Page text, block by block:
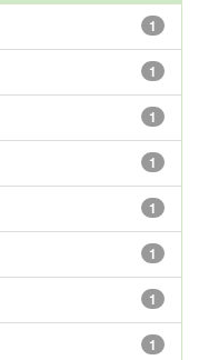
1
1
1
1
1
1
1
1